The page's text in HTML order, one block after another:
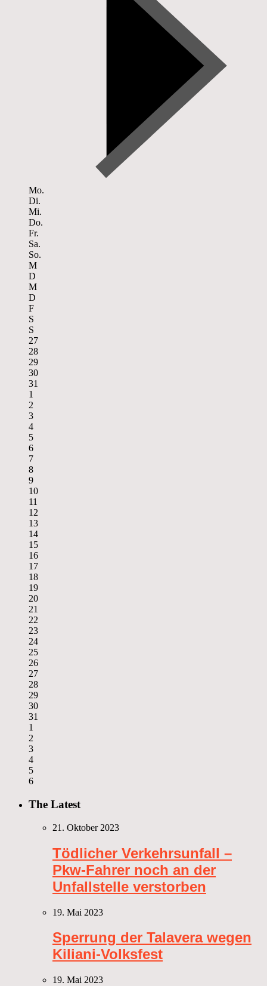
Mo.
Di.
Mi.
Do.
Fr.
Sa.
So.
M
D
M
D
F
S
S
27
28
29
30
31
1
2
3
4
5
6
7
8
9
10
11
12
13
14
15
16
17
18
19
20
21
22
23
24
25
26
27
28
29
30
31
1
2
3
4
5
6
The Latest
21. Oktober 2023
Tödlicher Verkehrsunfall –
Pkw-Fahrer noch an der
Unfallstelle verstorben
19. Mai 2023
Sperrung der Talavera wegen
Kiliani-Volksfest
19. Mai 2023